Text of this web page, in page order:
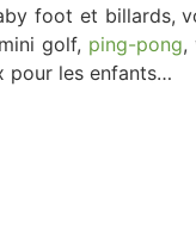
foot et billards,
golf, ping-pong,
pour les enfants…